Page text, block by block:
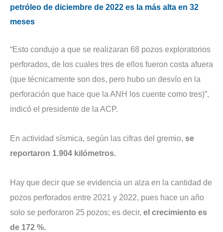
petróleo de diciembre de 2022 es la más alta en 32
meses
“Esto condujo a que se realizaran 68 pozos exploratorios
perforados, de los cuales tres de ellos fueron costa afuera
(que técnicamente son dos, pero hubo un desvío en la
perforación que hace que la ANH los cuente como tres)”,
indicó el presidente de la ACP.
En actividad sísmica, según las cifras del gremio, se
reportaron 1.904 kilómetros.
Hay que decir que se evidencia un alza en la cantidad de
pozos perforados entre 2021 y 2022, pues hace un año
solo se perforaron 25 pozos; es decir, el crecimiento es
de 172 %.